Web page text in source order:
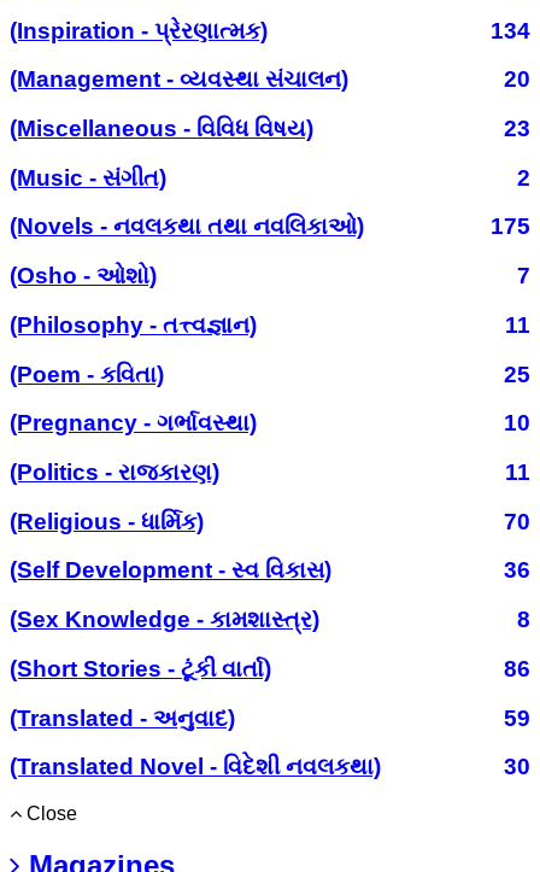
(Inspiration - પ્રેરણાત્મક)
134
(Management - વ્યવસ્થા સંચાલન)
20
(Miscellaneous - વિવિધ વિષય)
23
(Music - સંગીત)
2
(Novels - નવલકથા તથા નવલિકાઓ)
175
(Osho - ઓશો)
7
(Philosophy - તત્ત્વજ્ઞાન)
11
(Poem - કવિતા)
25
(Pregnancy - ગર્ભાવસ્થા)
10
(Politics - રાજકારણ)
11
(Religious - ધાર્મિક)
70
(Self Development - સ્વ વિકાસ)
36
(Sex Knowledge - કામશાસ્ત્ર)
8
(Short Stories - ટૂંકી વાર્તા)
86
(Translated - અનુવાદ)
59
(Translated Novel - વિદેશી નવલકથા)
30
Close
Magazines